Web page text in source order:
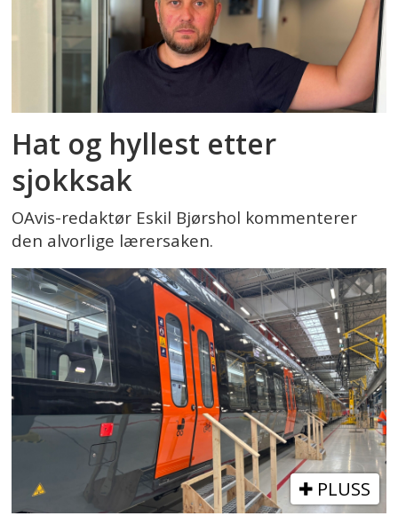
Hat og hyllest etter
sjokksak
OAvis-redaktør Eskil Bjørshol kommenterer
den alvorlige lærersaken.
PLUSS